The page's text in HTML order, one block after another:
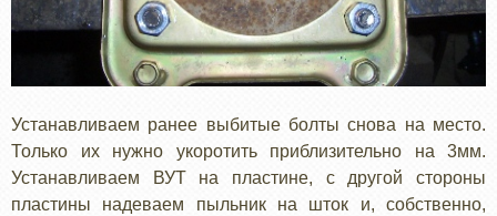
Устанавливаем ранее выбитые болты снова на место.
Только их нужно укоротить приблизительно на 3мм.
Устанавливаем ВУТ на пластине, с другой стороны
пластины надеваем пыльник на шток и, собственно,